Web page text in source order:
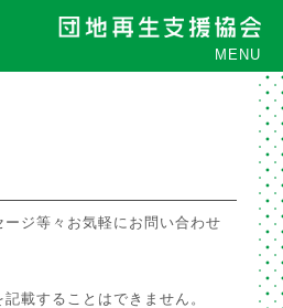
MENU
ジ等々お気軽にお問い合わせ
載することはできません。